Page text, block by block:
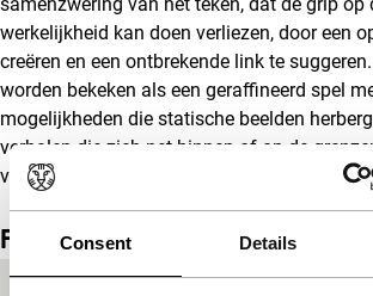
Consent Details
werkelijkheid kan doen verliezen, door een
creëren en een ontbrekende link te
worden bekeken als een geraffineerd spel
mogelijkheden die statische beelden
verhalen die zich net binnen of op de
visuele representatie bevinden. Thomas
Film details